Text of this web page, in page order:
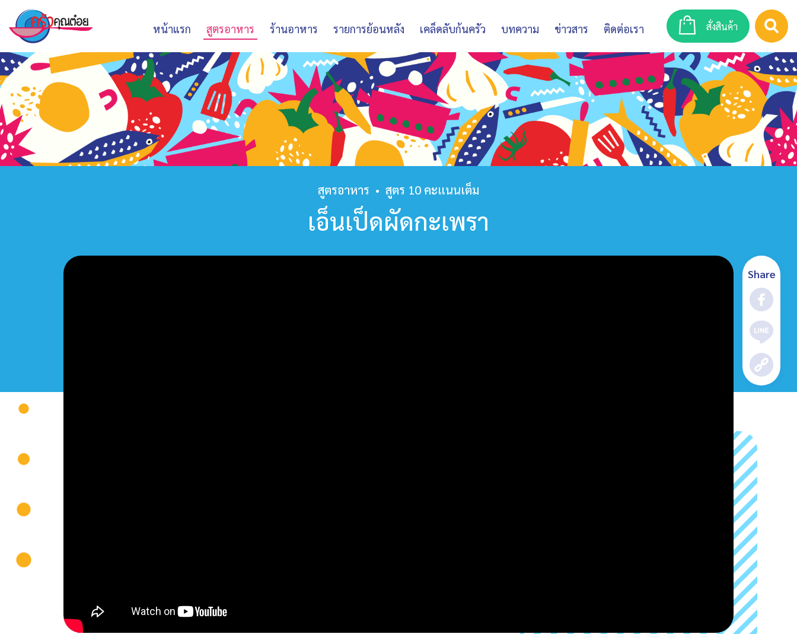
หน้าแรก สูตรอาหาร ร้านอาหาร รายการย้อนหลัง เคล็ดลับก้นครัว บทความ ข่าวสาร ติดต่อเรา สั่งสินค้า
สูตรอาหาร • สูตร 10 คะแนนเต็ม
เอ็นเป็ดผัดกะเพรา
Share